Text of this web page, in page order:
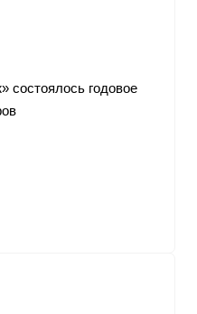
состоялось годовое